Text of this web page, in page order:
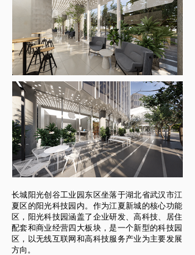
长城阳光创谷工业园东区坐落于湖北省武汉市江
夏区的阳光科技园内。作为江夏新城的核心功能
区，阳光科技园涵盖了企业研发、高科技、居住
配套和商业经营四大板块，是一个新型的科技园
区，以无线互联网和高科技服务产业为主要发展
方向。